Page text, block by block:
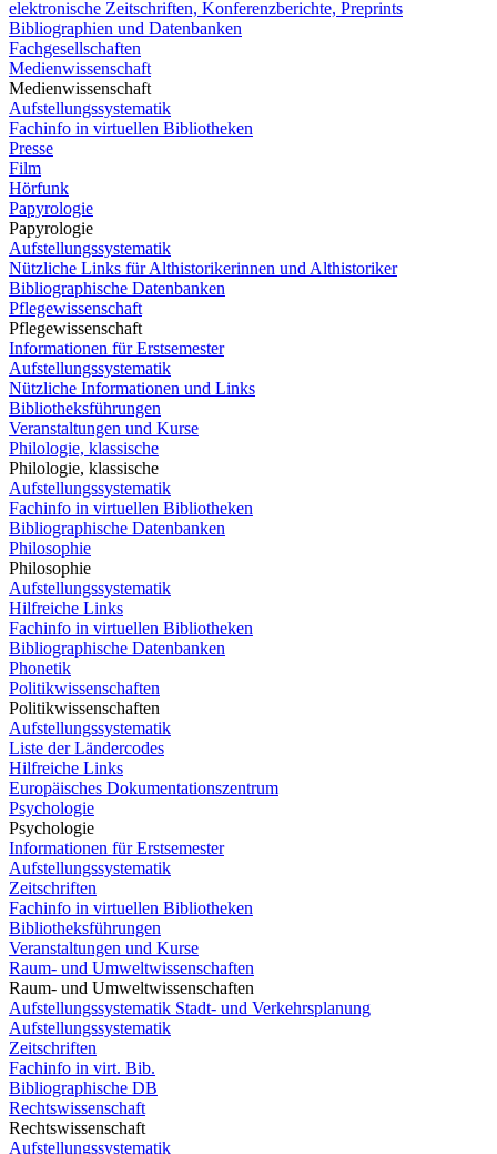
elektronische Zeitschriften, Konferenzberichte, Preprints
Bibliographien und Datenbanken
Fachgesellschaften
Medienwissenschaft
Medienwissenschaft
Aufstellungssystematik
Fachinfo in virtuellen Bibliotheken
Presse
Film
Hörfunk
Papyrologie
Papyrologie
Aufstellungssystematik
Nützliche Links für Althistorikerinnen und Althistoriker
Bibliographische Datenbanken
Pflegewissenschaft
Pflegewissenschaft
Informationen für Erstsemester
Aufstellungssystematik
Nützliche Informationen und Links
Bibliotheksführungen
Veranstaltungen und Kurse
Philologie, klassische
Philologie, klassische
Aufstellungssystematik
Fachinfo in virtuellen Bibliotheken
Bibliographische Datenbanken
Philosophie
Philosophie
Aufstellungssystematik
Hilfreiche Links
Fachinfo in virtuellen Bibliotheken
Bibliographische Datenbanken
Phonetik
Politikwissenschaften
Politikwissenschaften
Aufstellungssystematik
Liste der Ländercodes
Hilfreiche Links
Europäisches Dokumentationszentrum
Psychologie
Psychologie
Informationen für Erstsemester
Aufstellungssystematik
Zeitschriften
Fachinfo in virtuellen Bibliotheken
Bibliotheksführungen
Veranstaltungen und Kurse
Raum- und Umweltwissenschaften
Raum- und Umweltwissenschaften
Aufstellungssystematik Stadt- und Verkehrsplanung
Aufstellungssystematik
Zeitschriften
Fachinfo in virt. Bib.
Bibliographische DB
Rechtswissenschaft
Rechtswissenschaft
Aufstellungssystematik